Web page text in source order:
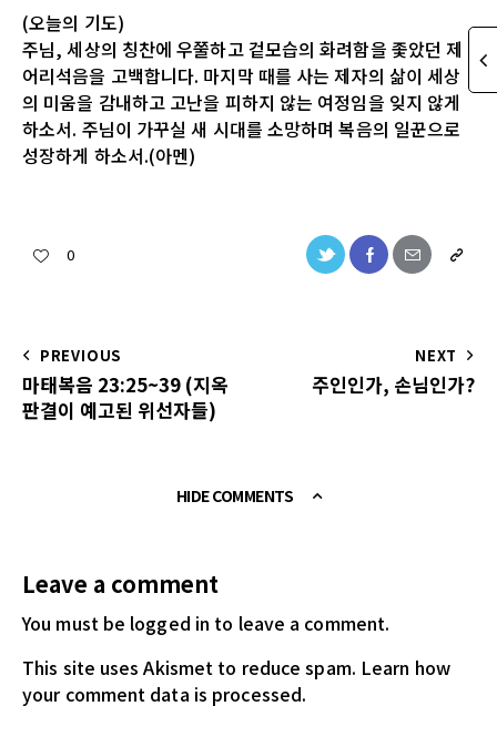
(오늘의 기도)
주님, 세상의 칭찬에 우쭐하고 겉모습의 화려함을 좇았던 제
어리석음을 고백합니다. 마지막 때를 사는 제자의 삶이 세상
의 미움을 감내하고 고난을 피하지 않는 여정임을 잊지 않게
하소서. 주님이 가꾸실 새 시대를 소망하며 복음의 일꾼으로
성장하게 하소서.(아멘)
0
PREVIOUS
마태복음 23:25~39 (지옥
판결이 예고된 위선자들)
NEXT
주인인가, 손님인가?
HIDE COMMENTS
Leave a comment
You must be logged in to leave a comment.
This site uses Akismet to reduce spam. Learn how
your comment data is processed.